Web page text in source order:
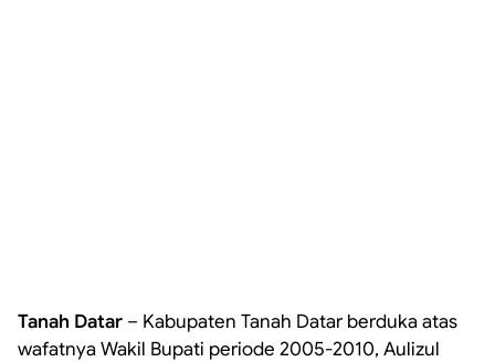
Tanah Datar – Kabupaten Tanah Datar berduka atas
wafatnya Wakil Bupati periode 2005-2010, Aulizul